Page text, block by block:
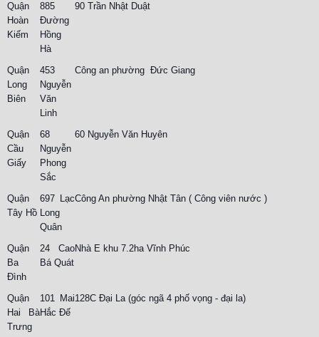
Quận
Hoàn
Kiếm
885
Đường
Hồng
Hà
90 Trần Nhật Duật
Quận
Long
Biên
453
Nguyễn
Văn
Linh
Công an phường Đức Giang
Quận
Cầu
Giấy
68
Nguyễn
Phong
Sắc
60 Nguyễn Văn Huyên
Quận
Tây Hồ
697 Lạc
Long
Quân
Công An phường Nhật Tân ( Công viên nước )
Quận
Ba
Đình
24 Cao
Bá Quát
Nhà E khu 7.2ha Vĩnh Phúc
Quận
Hai Bà
Trưng
101 Mai
Hắc Đế
128C Đại La (góc ngã 4 phố vọng - đại la)